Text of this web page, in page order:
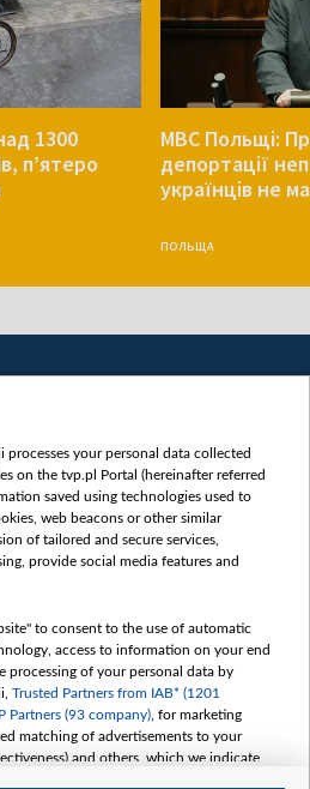
1300
п’ятеро
МВС Польщі:
депортації
українців не
ПОЛЬЩА
Категорії
Новини
Докладно
Погляд
Цікаво
Slawa.tv
Про нас
processes your personal data collected
on the tvp.pl Portal (hereinafter referred
saved using technologies used to
web beacons or other similar
of tailored and secure services,
provide social media features and
to consent to the use of automatic
access to information on your end
processing of your personal data by
Trusted Partners from IAB* (1201
Partners (93 company) , for marketing
matching of advertisements to your
and others, which we indicate